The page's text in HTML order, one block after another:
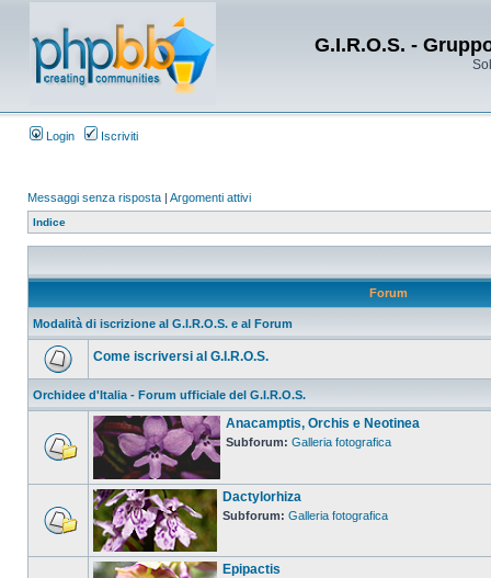
G.I.R.O.S. -
Login Iscriviti
Messaggi senza risposta | Argomenti attivi
Indice
Forum
Modalità di iscrizione al G.I.R.O.S. e al Forum
Come iscriversi al G.I.R.O.S.
Orchidee d'Italia - Forum ufficiale del G.I.R.O.S.
Anacamptis, Orchis e Neotinea
Subforum: Galleria fotografica
Dactylorhiza
Subforum: Galleria fotografica
Epipactis